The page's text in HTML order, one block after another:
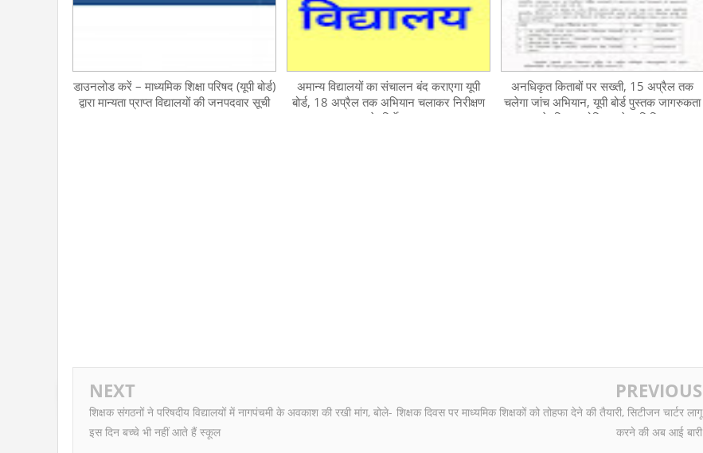
डाउनलोड करें – माध्यमिक शिक्षा परिषद (यूपी बोर्ड)
द्वारा मान्यता प्राप्त विद्यालयों की जनपदवार सूची
अमान्य विद्यालयों का संचालन बंद कराएगा यूपी
बोर्ड, 18 अप्रैल तक अभियान चलाकर निरीक्षण
के निर्देश
अनधिकृत किताबों पर सख्ती, 15 अप्रैल तक
चलेगा जांच अभियान, यूपी बोर्ड पुस्तक जागरुकता
के लिए आयोजित करेगा शिविर
NEXT
शिक्षक संगठनों ने परिषदीय विद्यालयों में नागपंचमी के अवकाश की रखी मांग, बोले-
इस दिन बच्चे भी नहीं आते हैं स्कूल
PREVIOUS
शिक्षक दिवस पर माध्यमिक शिक्षकों को तोहफा देने की तैयारी, सिटीजन चार्टर लागू
करने की अब आई बारी